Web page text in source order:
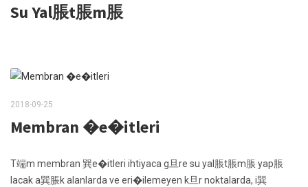
Su Yal脹t脹m脹
2018-09-25
Membran �e�itleri
T端m membran 巽e�itleri ihtiyaca g旦re su yal脹t脹m脹 yap脹
lacak a巽脹k alanlarda ve eri�ilemeyen k旦r noktalarda, i巽